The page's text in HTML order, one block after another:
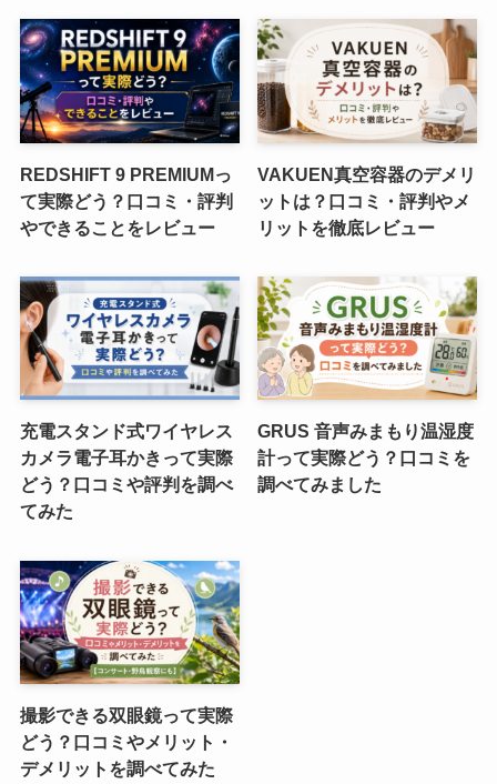
REDSHIFT 9 PREMIUMっ
て実際どう？口コミ・評判
やできることをレビュー
VAKUEN真空容器のデメリ
ットは？口コミ・評判やメ
リットを徹底レビュー
充電スタンド式ワイヤレス
カメラ電子耳かきって実際
どう？口コミや評判を調べ
てみた
GRUS 音声みまもり温湿度
計って実際どう？口コミを
調べてみました
撮影できる双眼鏡って実際
どう？口コミやメリット・
デメリットを調べてみた